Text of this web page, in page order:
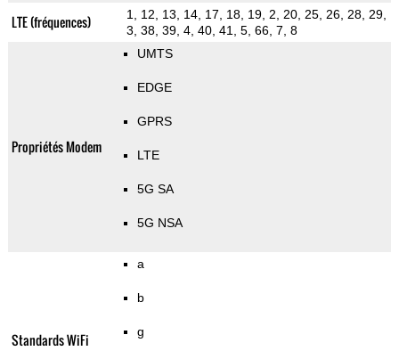
LTE (fréquences)
1, 12, 13, 14, 17, 18, 19, 2, 20, 25, 26, 28, 29,
3, 38, 39, 4, 40, 41, 5, 66, 7, 8
Propriétés Modem
UMTS
EDGE
GPRS
LTE
5G SA
5G NSA
Standards WiFi
a
b
g